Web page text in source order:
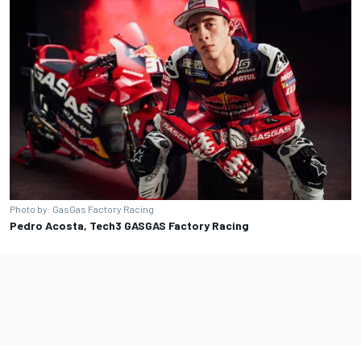
Photo by: GasGas Factory Racing
Pedro Acosta, Tech3 GASGAS Factory Racing